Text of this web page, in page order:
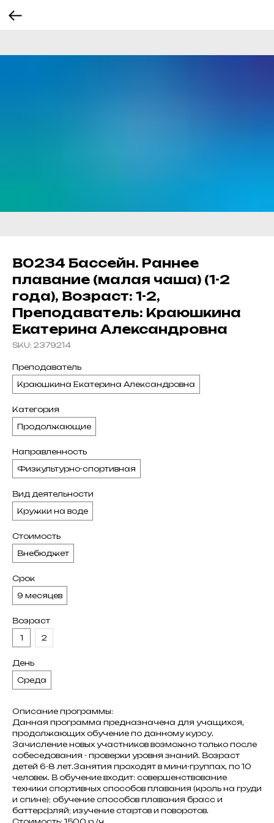
В0234 Бассейн. Раннее
плавание (малая чаша) (1-2
года), Возраст: 1-2,
Преподаватель: Краюшкина
Екатерина Александровна
SKU: 2379214
Преподаватель
Краюшкина Екатерина Александровна
Категория
Продолжающие
Направленность
Физкультурно-спортивная
Вид деятельности
Кружки на воде
Стоимость
Внебюджет
Срок
9 месяцев
Возраст
1
2
День
Среда
Описание программы:
Данная программа предназначена для учащихся,
продолжающих обучение по данному курсу.
Зачисление новых участников возможно только после
собеседования - проверки уровня знаний. Возраст
детей 6-8 лет.Занятия проходят в мини-группах, по 10
человек. В обучение входит: совершенствование
техники спортивных способов плавания (кроль на груди
и спине); обучение способов плавания брасс и
баттерфляй; изучение стартов и поворотов.